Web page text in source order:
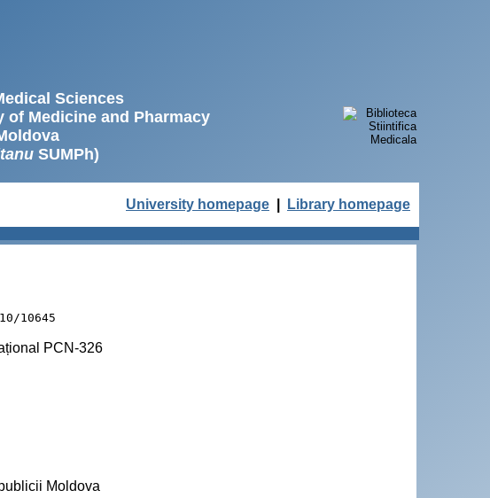
Sciences
of Medicine and Pharmacy
SUMPh)
University homepage Library homepage
10645
PCN-326
Moldova